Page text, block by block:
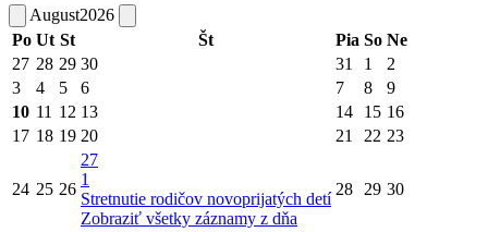
August2026
Po Ut St Št Pia So Ne
27 28 29 30 31 1
2
3
4 5 6 7 8
9
10 11 12 13 14 15 16
17 18 19 20 21 22 23
24 25 26
27
1
Stretnutie rodičov novoprijatých detí
Zobraziť všetky záznamy z dňa
28 29 30